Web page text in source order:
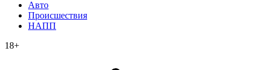
Авто
Происшествия
НАПП
18+